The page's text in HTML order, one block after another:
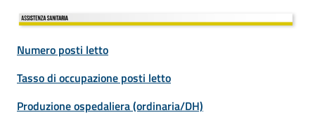
Numero posti letto
Tasso di occupazione posti letto
Produzione ospedaliera (ordinaria/DH)